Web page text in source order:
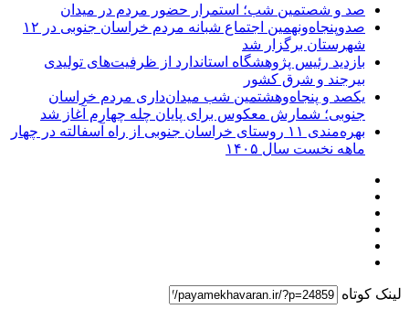
صد و شصتمین شب؛ استمرار حضور مردم در میدان
صدوپنجاه‌ونهمین اجتماع شبانه مردم خراسان جنوبی در ۱۲
شهرستان برگزار شد
بازدید رئیس پژوهشگاه استاندارد از ظرفیت‌های تولیدی
بیرجند و شرق کشور
یکصد و پنجاه‌وهشتمین شب میدان‌داری مردم خراسان
جنوبی؛ شمارش معکوس برای پایان چله چهارم آغاز شد
بهره‌مندی ۱۱ روستای خراسان جنوبی از راه آسفالته در چهار
ماهه نخست سال ۱۴۰۵
لینک کوتاه